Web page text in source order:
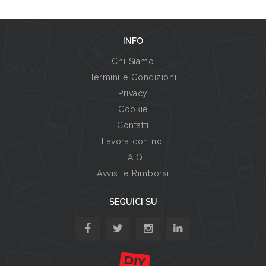
INFO
Chi Siamo
Termini e Condizioni
Privacy
Cookie
Contatti
Lavora con noi
F.A.Q.
Avvisi e Rimborsi
SEGUICI SU